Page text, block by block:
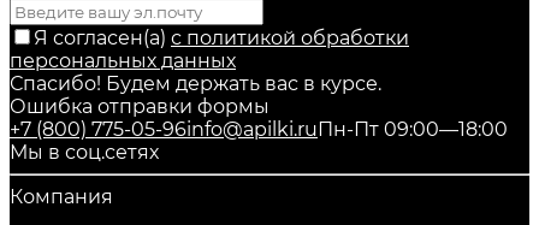
Я согласен(a) с политикой обработки
персональных данных
Спасибо! Будем держать вас в курсе.
Ошибка отправки формы
+7 (800) 775-05-96info@apilki.ruПн-Пт 09:00—18:00
Мы в соц.сетях
Компания